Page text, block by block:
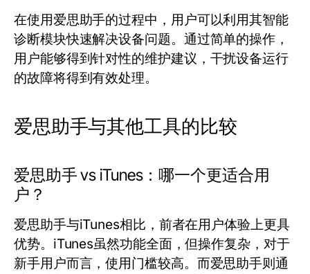
在使用爱思助手的过程中，用户可以利用其智能
诊断模块快速解决设备问题。通过简单的操作，
用户能够得到针对性的维护建议，干扰设备运行
的故障将得到有效处理。
爱思助手与其他工具的比较
爱思助手 vs iTunes：哪一个更适合用
户？
爱思助手与iTunes相比，前者在用户体验上更具
优势。iTunes虽然功能全面，但操作复杂，对于
新手用户而言，使用门槛较高。而爱思助手则通